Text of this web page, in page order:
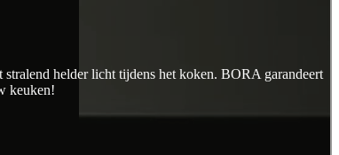
helder licht tijdens het koken. BORA garandeert
keuken!